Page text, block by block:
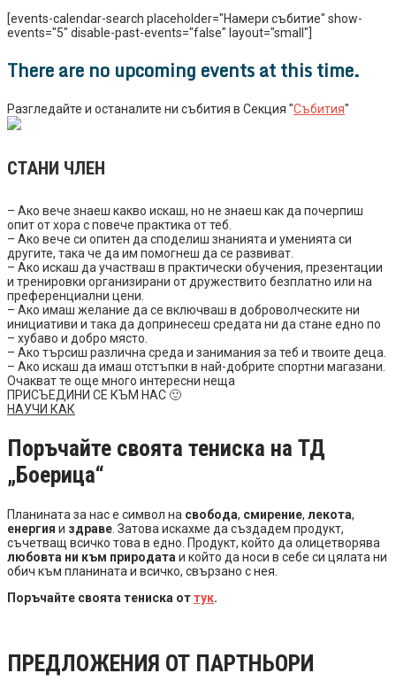
[events-calendar-search placeholder="Намери събитие" show-
events="5" disable-past-events="false" layout="small"]
There are no upcoming events at this time.
Разгледайте и останалите ни събития в Секция "Събития"
СТАНИ ЧЛЕН
– Ако вече знаеш какво искаш, но не знаеш как да почерпиш
опит от хора с повече практика от теб.
– Ако вече си опитен да споделиш знанията и уменията си
другите, така че да им помогнеш да се развиват.
– Ако искаш да участваш в практически обучения, презентации
и тренировки организирани от дружествито безплатно или на
преференциални цени.
– Ако имаш желание да се включваш в доброволческите ни
инициативи и така да допринесеш средата ни да стане едно по
– хубаво и добро място.
– Ако търсиш различна среда и занимания за теб и твоите деца.
– Ако искаш да имаш отстъпки в най-добрите спортни магазани.
Очакват те още много интересни неща
ПРИСЪЕДИНИ СЕ КЪМ НАС 🙂
НАУЧИ КАК
Поръчайте своята тениска на ТД
„Боерица“
Планината за нас е символ на свобода, смирение, лекота,
енергия и здраве . Затова искахме да създадем продукт,
съчетващ всичко това в едно. Продукт, който да олицетворява
любовта ни към природата и който да носи в себе си цялата ни
обич към планината и всичко, свързано с нея.
Поръчайте своята тениска оттук.
ПРЕДЛОЖЕНИЯ ОТ ПАРТНЬОРИ